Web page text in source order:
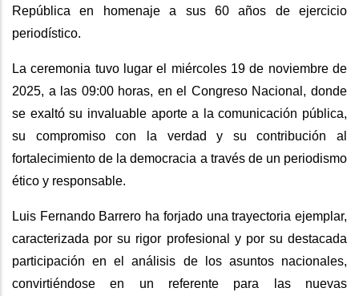
República en homenaje a sus 60 años de ejercicio
periodístico.
La ceremonia tuvo lugar el miércoles 19 de noviembre de
2025, a las 09:00 horas, en el Congreso Nacional, donde
se exaltó su invaluable aporte a la comunicación pública,
su compromiso con la verdad y su contribución al
fortalecimiento de la democracia a través de un periodismo
ético y responsable.
Luis Fernando Barrero ha forjado una trayectoria ejemplar,
caracterizada por su rigor profesional y por su destacada
participación en el análisis de los asuntos nacionales,
convirtiéndose en un referente para las nuevas